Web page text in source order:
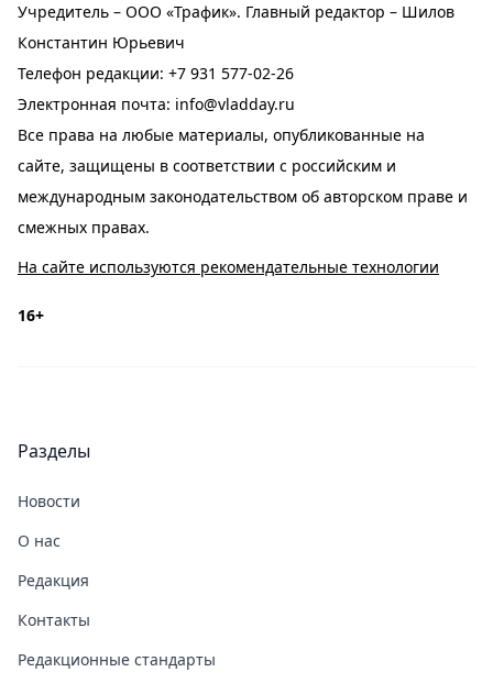
Учредитель – ООО «Трафик». Главный редактор – Шилов
Константин Юрьевич
Телефон редакции: +7 931 577-02-26
Электронная почта: info@vladday.ru
Все права на любые материалы, опубликованные на
сайте, защищены в соответствии с российским и
международным законодательством об авторском праве и
смежных правах.
На сайте используются рекомендательные технологии
16+
Разделы
Новости
О нас
Редакция
Контакты
Редакционные стандарты